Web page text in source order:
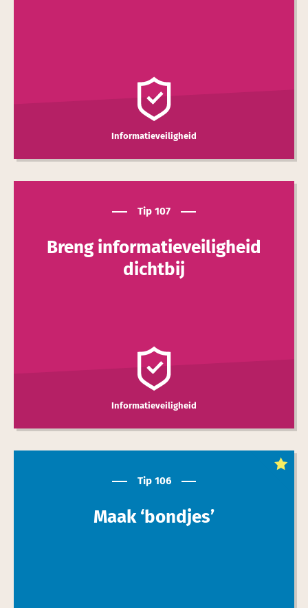
Informatieveiligheid
Tip 107
Breng informatie­veilig­heid
dichtbij
Informatieveiligheid
Dit is een
Tip 106
Maak ‘bondjes’